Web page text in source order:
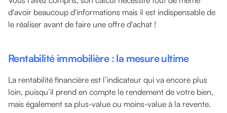
d'avoir beaucoup d'informations mais il est indispensable de
le réaliser avant de faire une offre d'achat !
Rentabilité immobilière : la mesure ultime
La rentabilité financière est l’indicateur qui va encore plus
loin, puisqu’il prend en compte le rendement de votre bien,
mais également sa plus-value ou moins-value à la revente.